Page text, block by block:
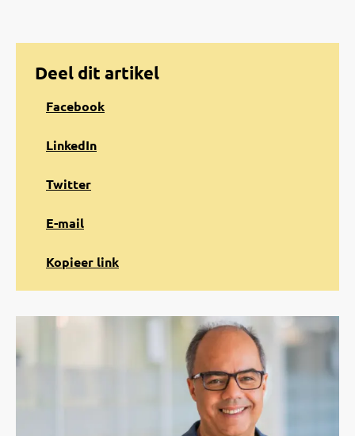
Deel dit artikel
Share
Facebook
Facebook
Share
LinkedIn
LinkedIn
Share
Twitter
Twitter
Share
e-
E-mail
Kopiëren
Kopieer link